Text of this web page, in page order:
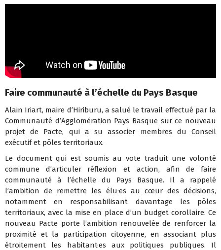
Faire communauté à l’échelle du Pays Basque
Alain Iriart, maire d’Hiriburu, a salué le travail effectué par la
Communauté d’Agglomération Pays Basque sur ce nouveau
projet de Pacte, qui a su associer membres du Conseil
exécutif et pôles territoriaux.
Le document qui est soumis au vote traduit une volonté
commune d’articuler réflexion et action, afin de faire
communauté à l’échelle du Pays Basque. Il a rappelé
l’ambition de remettre les élu·es au cœur des décisions,
notamment en responsabilisant davantage les pôles
territoriaux, avec la mise en place d’un budget corollaire. Ce
nouveau Pacte porte l’ambition renouvelée de renforcer la
proximité et la participation citoyenne, en associant plus
étroitement les habitant·es aux politiques publiques. Il